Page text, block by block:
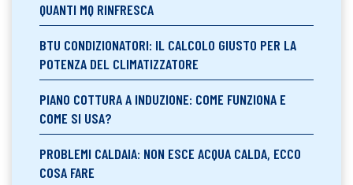
QUANTI MQ RINFRESCA
BTU CONDIZIONATORI: IL CALCOLO GIUSTO PER LA
POTENZA DEL CLIMATIZZATORE
PIANO COTTURA A INDUZIONE: COME FUNZIONA E
COME SI USA?
PROBLEMI CALDAIA: NON ESCE ACQUA CALDA, ECCO
COSA FARE